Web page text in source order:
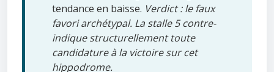
tendance en baisse. Verdict : le faux
favori archétypal. La stalle 5 contre-
indique structurellement toute
candidature à la victoire sur cet
hippodrome.